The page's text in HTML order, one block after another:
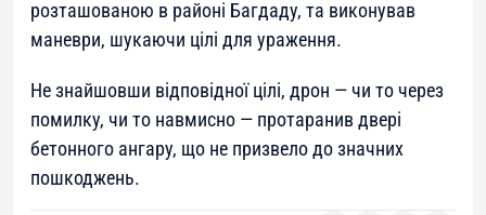
розташованою в районі Багдаду, та виконував
маневри, шукаючи цілі для ураження.
Не знайшовши відповідної цілі, дрон — чи то через
помилку, чи то навмисно — протаранив двері
бетонного ангару, що не призвело до значних
пошкоджень.